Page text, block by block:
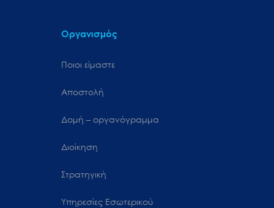
Οργανισμός
Ποιοι είμαστε
Αποστολή
Δομή – οργανόγραμμα
Διοίκηση
Στρατηγική
Υπηρεσίες Εσωτερικού